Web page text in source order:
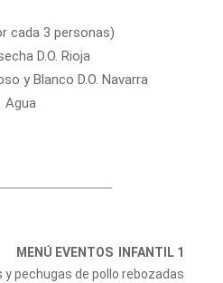
cada 3 personas)
D.O. Rioja
y Blanco D.O. Navarra
Agua
MENÚ EVENTOS INFANTIL 1
pechugas de pollo rebozadas